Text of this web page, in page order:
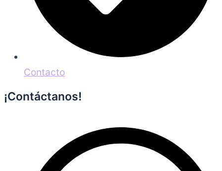
Contacto
¡Contáctanos!